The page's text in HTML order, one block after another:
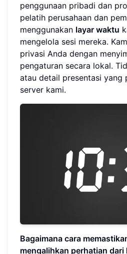
penggunaan pribadi dan
pelatih perusahaan dan
menggunakan layar waktu
mengelola sesi mereka.
privasi Anda dengan
pengaturan secara lokal.
atau detail presentasi yang
server kami.
Bagaimana cara
mengalihkan perhatian